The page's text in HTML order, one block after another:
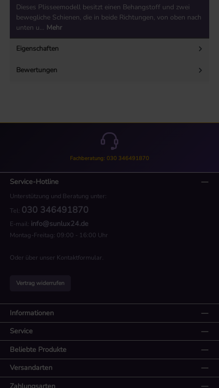
Dieses Plisseemodell besitzt einen Behangstoff und zwei
bewegliche Schienen, die in beide Richtungen, von oben nach
unten u… Mehr
Eigenschaften
Bewertungen
Fachberatung: 030 346491870
Service-Hotline
Unterstützung und Beratung unter:
Tel: 030 346491870
E-mail: info@sunlux24.de
Montag-Freitag: 09:00 - 16:00 Uhr
Oder über unser Kontaktformular.
Vertrag widerrufen
Informationen
Service
Beliebte Produkte
Zahlungsarten
Versandarten